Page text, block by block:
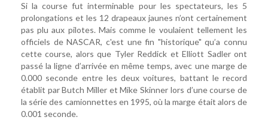
Si la course fut interminable pour les spectateurs, les 5
prolongations et les 12 drapeaux jaunes n’ont certainement
pas plu aux pilotes. Mais comme le voulaient tellement les
officiels de NASCAR, c'est une fin "historique" qu’a connu
cette course, alors que Tyler Reddick et Elliott Sadler ont
passé la ligne d’arrivée en même temps, avec une marge de
0.000 seconde entre les deux voitures, battant le record
établit par Butch Miller et Mike Skinner lors d’une course de
la série des camionnettes en 1995, où la marge était alors de
0.001 seconde.